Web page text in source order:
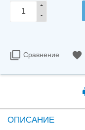
Сравнение
ОПИСАНИЕ